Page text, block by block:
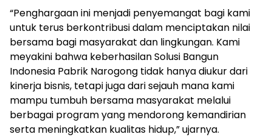
“Penghargaan ini menjadi penyemangat bagi kami
untuk terus berkontribusi dalam menciptakan nilai
bersama bagi masyarakat dan lingkungan. Kami
meyakini bahwa keberhasilan Solusi Bangun
Indonesia Pabrik Narogong tidak hanya diukur dari
kinerja bisnis, tetapi juga dari sejauh mana kami
mampu tumbuh bersama masyarakat melalui
berbagai program yang mendorong kemandirian
serta meningkatkan kualitas hidup,” ujarnya.